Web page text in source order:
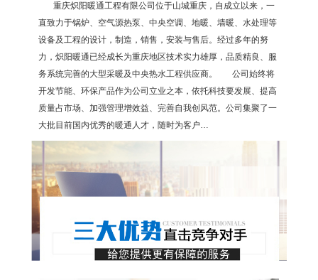
重庆炽阳暖通工程有限公司位于山城重庆，自成立以来，一
直致力于锅炉、空气源热泵、中央空调、地暖、墙暖、水处理等
设备及工程的设计，制造，销售，安装与售后。经过多年的努
力，炽阳暖通已经成长为重庆地区技术实力雄厚，品质精良、服
务系统完善的大型采暖及中央热水工程供应商。 公司始终将
开发节能、环保产品作为公司立业之本，依托科技要发展、提高
质量占市场、加强管理增效益、完善自我创风范。公司集聚了一
大批目前国内优秀的暖通人才，随时为客户…